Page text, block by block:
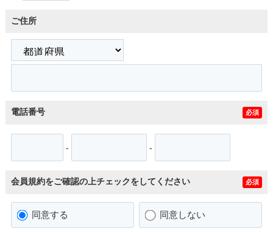
ご住所
電話番号 必須
- -
会員規約をご確認の上チェックをしてください 必須
同意する 同意しない